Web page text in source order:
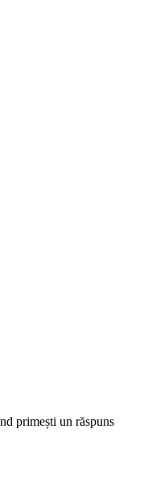
primești un răspuns